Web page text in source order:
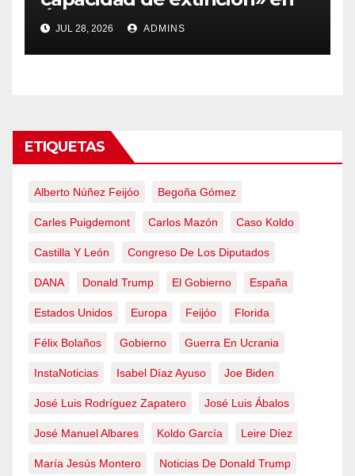
Ávila y al oeste de Madrid
obliga a declarar la
emergencia nacional
JUL 28, 2026 ADMINS
ETIQUETAS
Alberto Núñez Feijóo Begoña Gómez
Carles Puigdemont Carlos Mazón Caso Koldo
Castilla Y León Congreso De Los Diputados
DANA Donald Trump El Gobierno España
Estados Unidos Europa Feijóo Florida
Félix Bolaños Gobierno Guerra En Ucrania
InstaNoticias Isabel Díaz Ayuso Joe Biden
José Luis Rodríguez Zapatero José Luis Ábalos
José Manuel Albares Koldo García Leire Díez
María Jesús Montero Noticias De Donald Trump